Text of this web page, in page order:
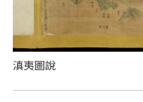
滇夷圖說